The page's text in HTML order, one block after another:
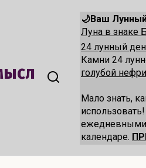
🌙Ваш
Луна в знаке
24 лунный
Камни 24
голубой
Мало знать,
ежедневными
календаре.